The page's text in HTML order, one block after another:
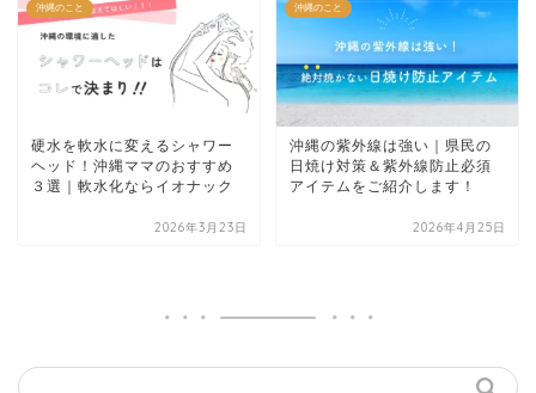
沖縄のこと
硬水を軟水に変えるシャワー
ヘッド！沖縄ママのおすすめ
３選｜軟水化ならイオナック
2026年3月23日
沖縄のこと
沖縄の紫外線は強い｜県民の
日焼け対策＆紫外線防止必須
アイテムをご紹介します！
2026年4月25日